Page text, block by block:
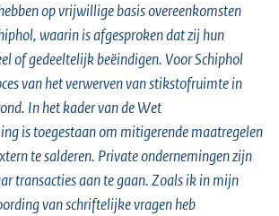
op vrijwillige basis overeenkomsten
waarin is afgesproken dat zij hun
of gedeeltelijk beëindigen. Voor Schiphol
van het verwerven van stikstofruimte in
In het kader van de Wet
is toegestaan om mitigerende maatregelen
te salderen. Private ondernemingen zijn
transacties aan te gaan. Zoals ik in mijn
van schriftelijke vragen heb